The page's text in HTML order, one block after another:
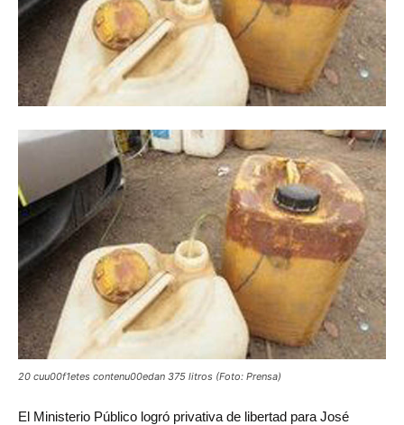
20 cuu00f1etes contenu00edan 375 litros (Foto: Prensa)
El Ministerio Público logró privativa de libertad para José